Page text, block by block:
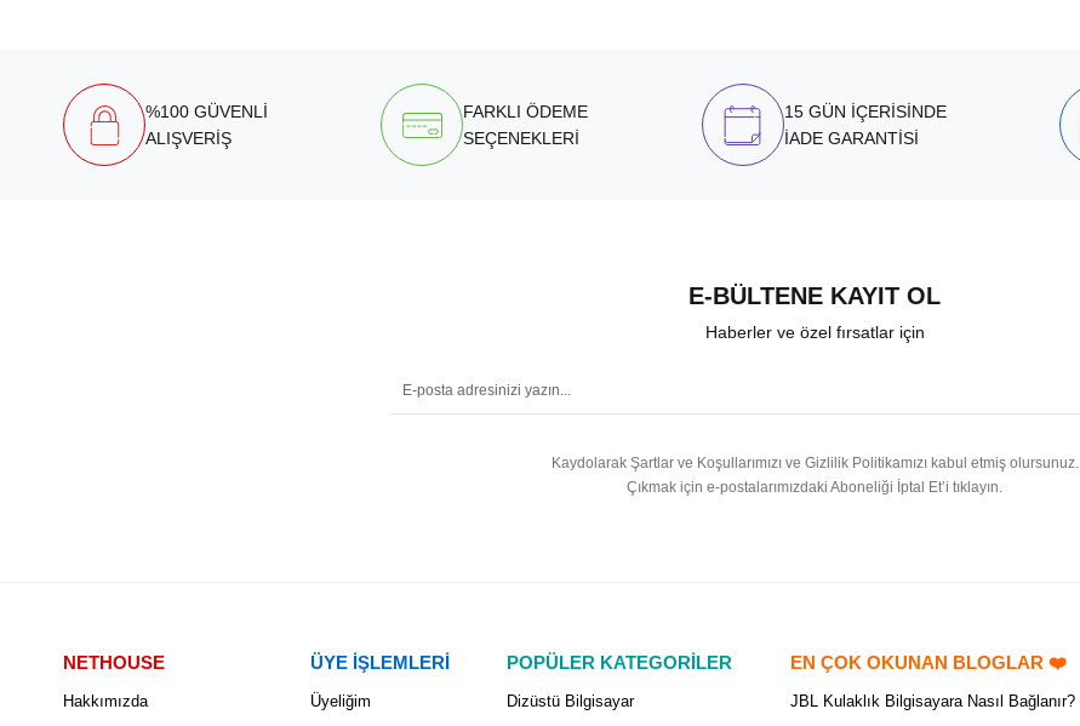
%100 GÜVENLİ
ALIŞVERİŞ
FARKLI ÖDEME
SEÇENEKLERİ
15 GÜN İÇERİSİNDE
İADE GARANTİSİ
E-BÜLTENE KAYIT OL
Haberler ve özel fırsatlar için
Kaydolarak Şartlar ve Koşullarımızı ve Gizlilik Politikamızı kabul etmiş olursunuz.
Çıkmak için e-postalarımızdaki Aboneliği İptal Et’i tıklayın.
NETHOUSE
Hakkımızda
ÜYE İŞLEMLERİ
Üyeliğim
POPÜLER KATEGORİLER
Dizüstü Bilgisayar
EN ÇOK OKUNAN BLOGLAR ❤️
JBL Kulaklık Bilgisayara Nasıl Bağlanır?